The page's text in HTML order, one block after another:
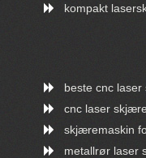
kompakt
beste cnc
cnc laser
skjæremaskin
metallrør laser